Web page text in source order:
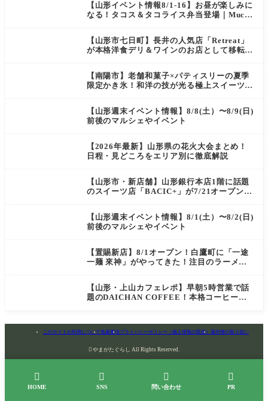
【山形イベント情報8/1-16】お昼が楽しみに
なる！タコス＆タコライス弁当登場｜Mucha
【山形市七日町】長井の人気店「Retreat」
が本格洋食デリ＆ワインのお店として移転オ
【南陽市】老舗和菓子×パティスリーの夏季
限定かき氷！和洋の技が光る極上スイーツ｜
【山形週末イベント情報】8/8(土）〜8/9(日)
前後のマルシェやイベント
【2026年最新】山形県の花火大会まとめ！
日程・見どころをエリア別に徹底解説
【山形市・新店舗】山形銀行本店1階に話題
のスイーツ店「BACIC+」が7/21オープン！
【山形週末イベント情報】8/1(土）〜8/2(日)
前後のマルシェやイベント
【置賜新店】8/1オープン！白鷹町に「一途
一麺 來神」がやってきた！注目のラーメン
【山形・上山カフェレポ】早朝5時営業で話
題のDAICHAN COFFEE！本格コーヒーを
このサイトの利用について免責事項プライバシーポリシー（個人情報の取扱） 著作権の取り扱い
 やまがたぐらし All Rights Reserved.

HOME

SNS

問い合わせ

PR